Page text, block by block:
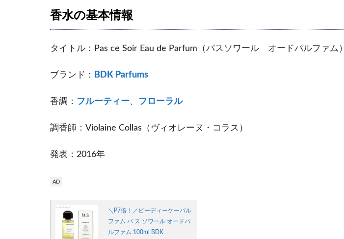
香水の基本情報
タイトル：Pas ce Soir Eau de Parfum（パスソワール オードパルファム）
ブランド： BDK Parfums
香調： フルーティー、 フローラル
調香師：Violaine Collas（ヴィオレーヌ・コラス）
発表：2016年
AD
＼P7倍！／ビーディーケーパル
ファム パ ス ソワール オードパ
ルファム 100ml BDK